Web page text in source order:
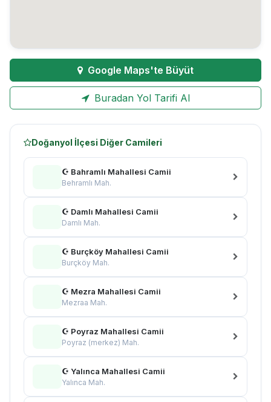
Google Maps'te Büyüt
Buradan Yol Tarifi Al
Doğanyol İlçesi Diğer Camileri
☪ Bahramlı Mahallesi Camii
Behramlı Mah.
☪ Damlı Mahallesi Camii
Damlı Mah.
☪ Burçköy Mahallesi Camii
Burçköy Mah.
☪ Mezra Mahallesi Camii
Mezraa Mah.
☪ Poyraz Mahallesi Camii
Poyraz (merkez) Mah.
☪ Yalınca Mahallesi Camii
Yalınca Mah.